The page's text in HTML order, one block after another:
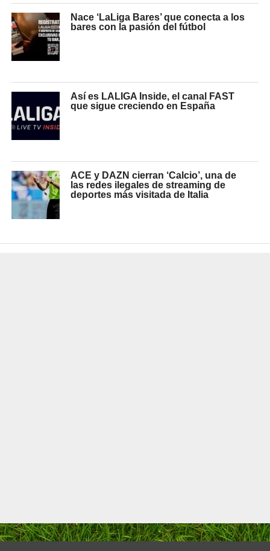
Nace ‘LaLiga Bares’ que conecta a los
bares con la pasión del fútbol
Así es LALIGA Inside, el canal FAST
que sigue creciendo en España
ACE y DAZN cierran ‘Calcio’, una de
las redes ilegales de streaming de
deportes más visitada de Italia